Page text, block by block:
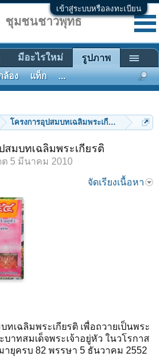
เข้าสู่ระบบหรือลงทะเบียน
โครงการอุปสมบทเฉลิมพระเกียรติ
สมบทเฉลิมพระเกียรติ
ต 5 มีนาคม 2010
จัดเรียงเนื้อหา
ทเฉลิมพระเกียรติ เพื่อถวายเป็นพระ
าทสมเด็จพระเจ้าอยู่หัว ในวโรกาส
ยุครบ 82 พรรษา 5 ธันวาคม 2552
ชุมชนชาวพุทธ
มีอะไรใหม่ รูปภาพ
ล้อง แท็ก ...